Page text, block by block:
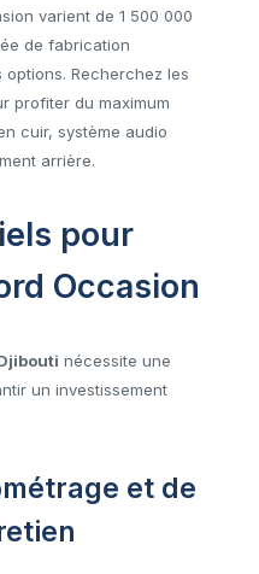
varient de 1 500 000
de fabrication
Recherchez les
profiter du maximum
cuir, système audio
arrière.
pour
Occasion
nécessite une
un investissement
et de